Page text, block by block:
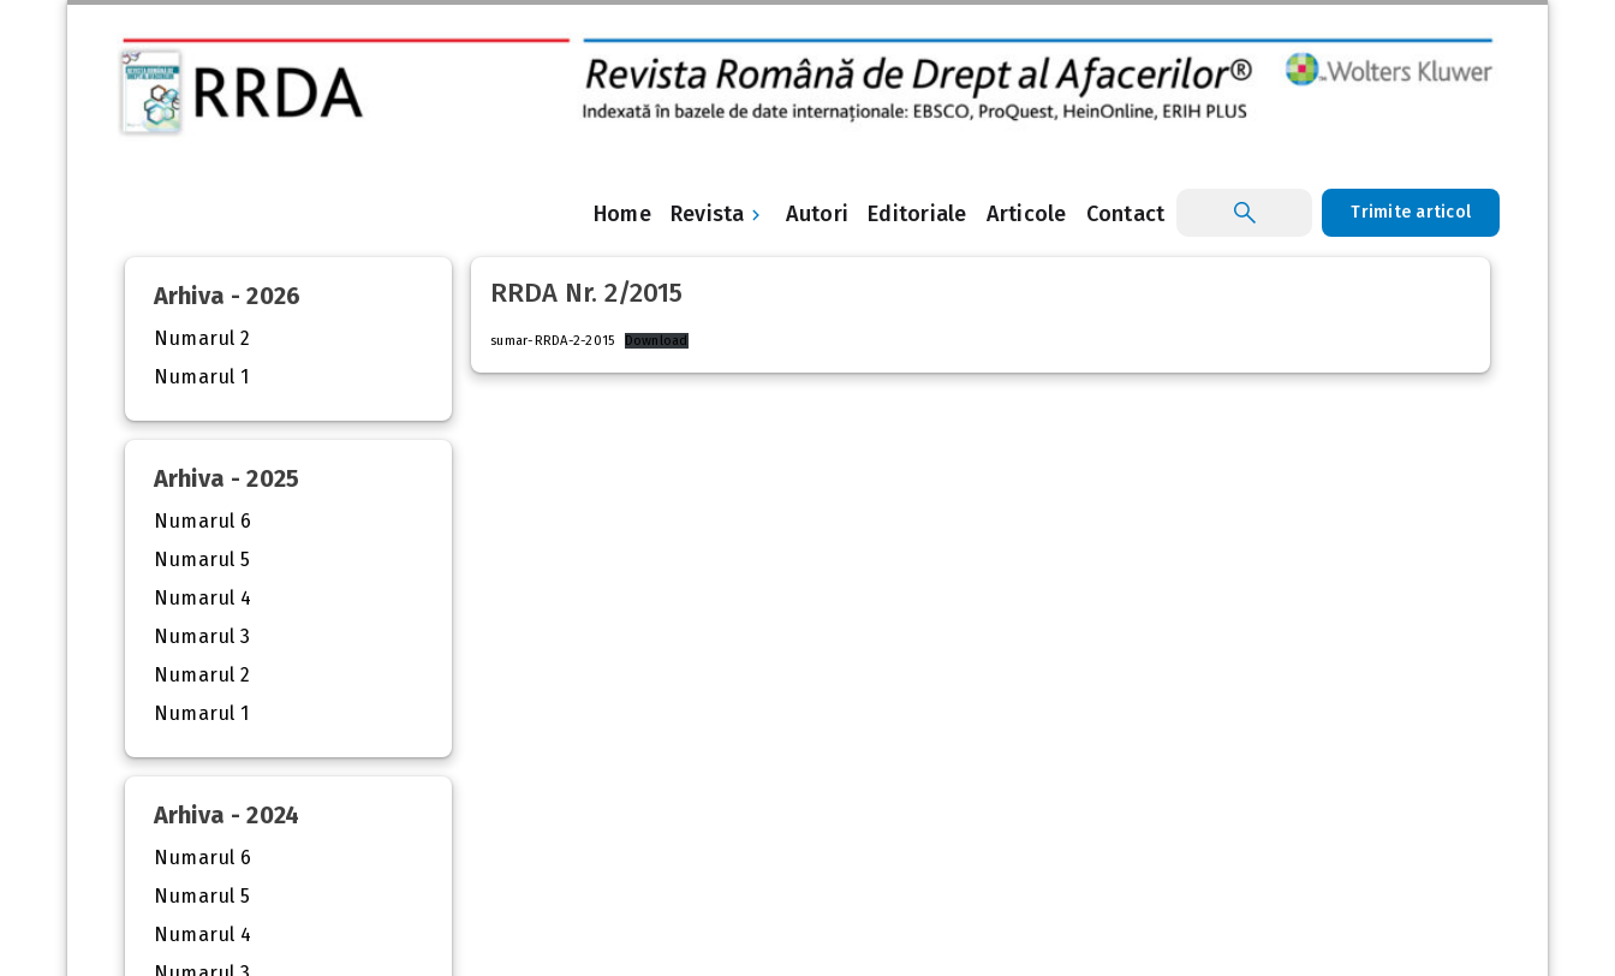
Home Revista Autori Editoriale Articole Contact Trimite articol
Arhiva - 2026
Numarul 2
Numarul 1
Arhiva - 2025
Numarul 6
Numarul 5
Numarul 4
Numarul 3
Numarul 2
Numarul 1
Arhiva - 2024
Numarul 6
Numarul 5
Numarul 4
RRDA Nr. 2/2015
sumar-RRDA-2-2015 Download